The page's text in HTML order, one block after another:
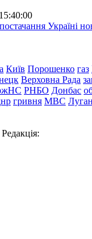
Україні
Київ Порошенко газ
Верховна Рада
РНБО Донбас
гривня МВС
Редакція: